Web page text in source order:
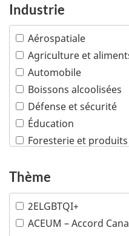
Industrie
Aérospatiale
Agriculture et
Automobile
Boissons alcoolisées
Défense et sécurité
Éducation
Foresterie et
Infrastructures
Machinerie
Mines
Pétrole et gaz
Thème
2ELGBTQI+
ACEUM – Accord